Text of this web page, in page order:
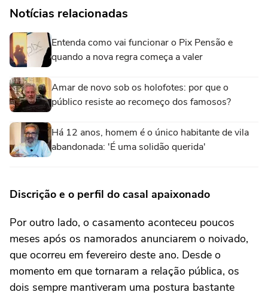
Notícias relacionadas
Entenda como vai funcionar o Pix Pensão e
quando a nova regra começa a valer
Amar de novo sob os holofotes: por que o
público resiste ao recomeço dos famosos?
Há 12 anos, homem é o único habitante de vila
abandonada: 'É uma solidão querida'
Discrição e o perfil do casal apaixonado
Por outro lado, o casamento aconteceu poucos
meses após os namorados anunciarem o noivado,
que ocorreu em fevereiro deste ano. Desde o
momento em que tornaram a relação pública, os
dois sempre mantiveram uma postura bastante